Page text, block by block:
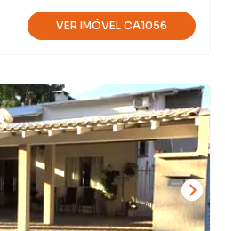
VER IMÓVEL CA1056